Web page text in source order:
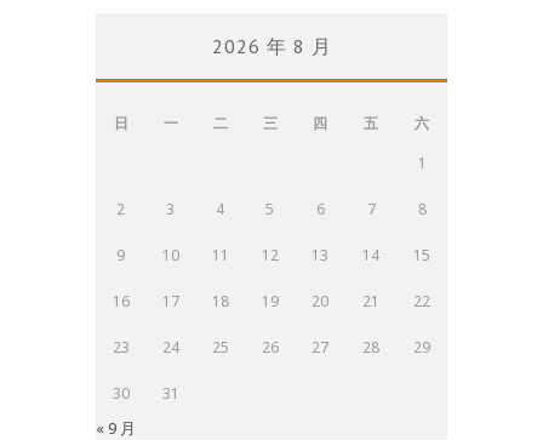
2026 年 8 月
日 一 二 三 四 五
六
1
2 3 4 5 6 7 8
9 10 11 12 13 14 15
16 17 18 19 20 21 22
23 24 25 26 27 28 29
30 31
« 9 月